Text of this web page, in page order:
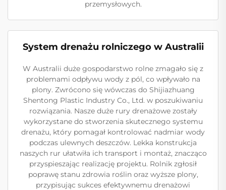
przemysłowych.
System drenażu rolniczego w Australii
W Australii duże gospodarstwo rolne zmagało się z
problemami odpływu wody z pól, co wpływało na
plony. Zwrócono się wówczas do Shijiazhuang
Shentong Plastic Industry Co., Ltd. w poszukiwaniu
rozwiązania. Nasze duże rury drenażowe zostały
wykorzystane do stworzenia skutecznego systemu
drenażu, który pomagał kontrolować nadmiar wody
podczas ulewnych deszczów. Lekka konstrukcja
naszych rur ułatwiła ich transport i montaż, znacząco
przyspieszając realizację projektu. Rolnik zgłosił
poprawę stanu zdrowia roślin oraz wyższe plony,
przypisując sukces efektywnemu drenażowi